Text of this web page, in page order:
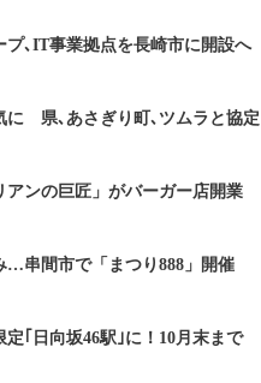
プ､IT事業拠点を長崎市に開設へ
に 県､あさぎり町､ツムラと協定
アンの巨匠」がバーガー店開業
…串間市で「まつり888」開催
定｢日向坂46駅｣に！10月末まで